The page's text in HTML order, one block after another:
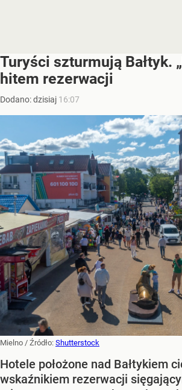
Turyści szturmują Bałtyk.
hitem rezerwacji
Dodano:dzisiaj 16:07
Mielno / Źródło: Shutterstock
Hotele położone nad Bałtykiem
wskaźnikiem rezerwacji